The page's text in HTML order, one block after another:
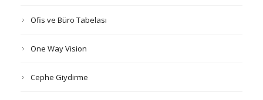
Ofis ve Büro Tabelası
One Way Vision
Cephe Giydirme